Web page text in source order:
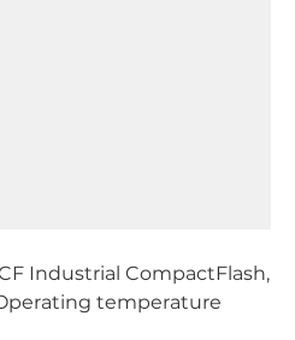
Industrial CompactFlash,
temperature